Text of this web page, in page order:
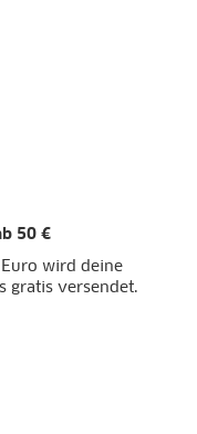
50 €
wird deine
gratis versendet.